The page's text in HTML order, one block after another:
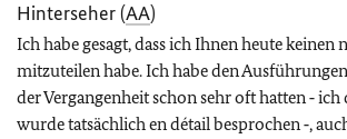
Hinterseher (AA)
Ich habe gesagt, dass ich Ihnen heute keinen
mitzuteilen habe. Ich habe den
der Vergangenheit schon sehr oft hatten ‑ ich
wurde tatsächlich en détail besprochen ‑,